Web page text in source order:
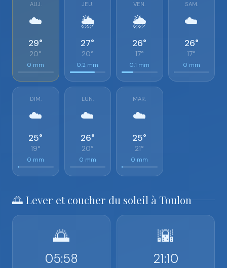
AUJ.
☁️
29°
20°
0 mm
JEU.
🌦️
27°
20°
0.2 mm
VEN.
🌦️
26°
17°
0.1 mm
SAM.
☁️
26°
17°
0 mm
DIM.
☁️
25°
19°
0 mm
LUN.
☁️
26°
20°
0 mm
MAR.
☁️
25°
21°
0 mm
🌅 Lever et coucher du soleil à Toulon
🌅
05:58
🌇
21:10